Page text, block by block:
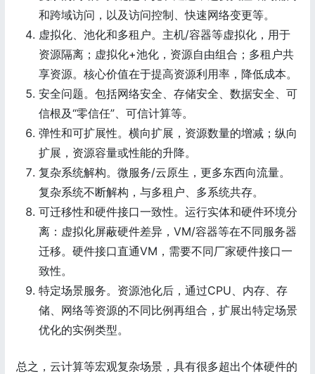
和跨域访问，以及访问控制、快速网络变更等。
虚拟化、池化和多租户。主机/容器等虚拟化，用于
资源隔离；虚拟化+池化，资源自由组合；多租户共
享资源。核心价值在于提高资源利用率，降低成本。
安全问题。包括网络安全、存储安全、数据安全、可
信根及“零信任”、可信计算等。
弹性和可扩展性。横向扩展，资源数量的增减；纵向
扩展，资源容量或性能的升降。
复杂系统解构。微服务/云原生，更多东西向流量。
复杂系统不断解构，与多租户、多系统共存。
可迁移性和硬件接口一致性。运行实体和硬件环境分
离：虚拟化屏蔽硬件差异，VM/容器等在不同服务器
迁移。硬件接口直通VM，需要不同厂家硬件接口一
致性。
特定场景服务。资源池化后，通过CPU、内存、存
储、网络等资源的不同比例再组合，扩展出特定场景
优化的实例类型。
总之，云计算等宏观复杂场景，具有很多超出个体硬件的